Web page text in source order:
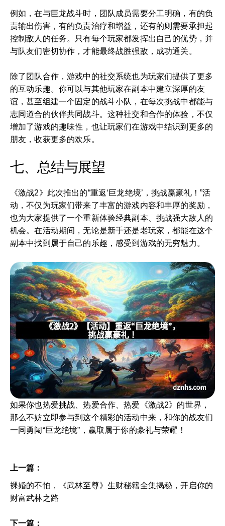
例如，在与巨龙战斗时，团队成员需要分工明确，有的负
责输出伤害，有的负责治疗和增益，还有的则需要承担起
控制敌人的任务。只有每个玩家都发挥出自己的优势，并
与队友们密切协作，才能最终战胜强敌，成功通关。
除了团队合作，游戏中的社交系统也为玩家们提供了更多
的互动乐趣。你可以与其他玩家在副本中建立深厚的友
谊，甚至组建一个固定的战斗小队，在每次挑战中都能与
志同道合的伙伴共同战斗。这种社交和合作的体验，不仅
增加了游戏的趣味性，也让玩家们在游戏中结识到更多的
朋友，收获更多的欢乐。
七、总结与展望
《激战2》此次推出的“重返‘巨龙绝境’，挑战赢豪礼！”活
动，不仅为玩家们带来了丰富的游戏内容和丰厚的奖励，
也为大家提供了一个重新体验经典副本、挑战强大敌人的
机会。在活动期间，无论是新手还是老玩家，都能在这个
副本中找到属于自己的乐趣，感受到游戏的无穷魅力。
如果你也热爱挑战、热爱合作、热爱《激战2》的世界，
那么不妨立即参与到这个精彩的活动中来，和你的战友们
一同勇闯“巨龙绝境”，赢取属于你的豪礼与荣耀！
上一篇：
裸婚的不怕，《武林至尊》生财秘籍全集揭秘，开启你的
财富武林之路
下一篇：